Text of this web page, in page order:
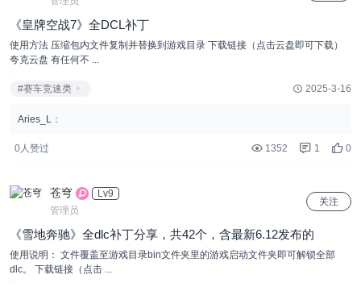
《皇牌空战7》全DCL补丁
使用方法 压缩包内文件复制并替换到游戏目录 下载链接（点击云盘即可下载）
夸克云盘 有任何不 ...
#赛车竞速类 2025-3-16
Aries_L：
0人赞过 1352 1 0
苍穹
Lv9
管理员
关注
《雪地奔驰》全dlc补丁分享，共42个，含最新6.12发布的
使用说明： 文件覆盖至游戏目录bin文件夹里的游戏启动文件夹即可解锁全部
dlc。 下载链接（点击 ...